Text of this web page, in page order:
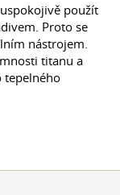
použít
Proto se
nástrojem.
titanu a
tepelného